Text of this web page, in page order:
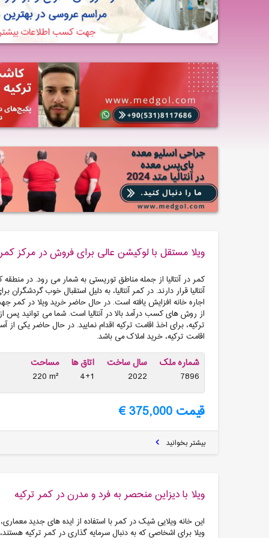
ویلا مستقل با لوکیشن عالی برای فروش در مرکز کمر
آنتالیا قرار دارند. در کمر آنتالیا، به دلیل استقبال خوب گردشگران
اجاره خانه افزایش یافته است. در حال حاضر خرید ویلا در کمر
از روش های کسب درآمد بالا در آنتالیا است. شما می توانید پس
ترکیه، برای اخذ اقامت ترکیه اقدام نمایید. در حال حاضر یکی
اقامت ترکیه، خرید املاک می باشد.
شماره ملک
7896
سال ساخت
2022
اتاق ها
4+1
مساحت
220 m²
قیمت 375,000 €
بیشتر بخوانید
ویلا با دیزاین منحصر به فرد و مدرن در کمر ترکیه
این خانه ویلایی شیک در کمر با استفاده از ایده های جدید
ویلا برای اشخاصی که به دنبال سرمایه گذاری در کمر ترکیه